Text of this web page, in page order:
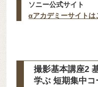
ソニー公式サイト
αアカデミーサイトは
撮影基本講座2
学ぶ 短期集中コ